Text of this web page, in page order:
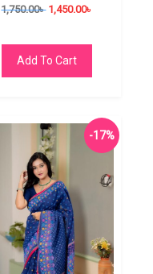
1,750.00৳ 1,450.00৳
Add To Cart
-17%